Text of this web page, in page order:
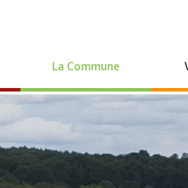
La Commune